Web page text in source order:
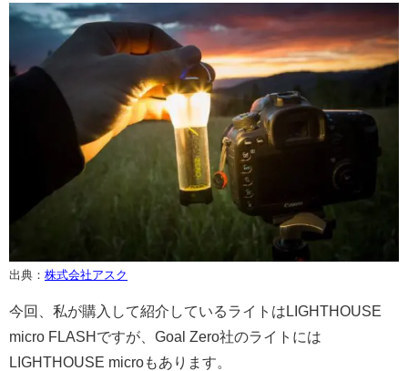
出典： 株式会社アスク
今回、私が購入して紹介しているライトはLIGHTHOUSE
micro FLASHですが、Goal Zero社のライトには
LIGHTHOUSE microもあります。